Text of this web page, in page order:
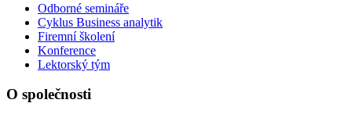
Odborné semináře
Cyklus Business analytik
Firemní školení
Konference
Lektorský tým
O společnosti